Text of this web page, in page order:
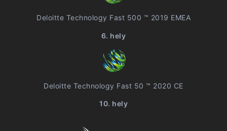
Deloitte Technology Fast 500 ™ 2019 EMEA
6. hely
Deloitte Technology Fast 50 ™ 2020 CE
10. hely